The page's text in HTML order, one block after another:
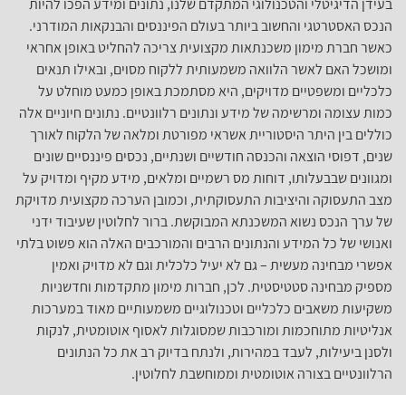
בעידן הדיגיטלי והטכנולוגי המתקדם שלנו, נתונים ומידע הפכו להיות
הנכס האסטרטגי והחשוב ביותר בעולם הפיננסים והבנקאות המודרני.
כאשר חברת מימון משכנתאות מקצועית צריכה להחליט באופן אחראי
ומושכל האם לאשר הלוואה משמעותית ללקוח מסוים, ובאילו תנאים
כלכליים ומשפטיים מדויקים, היא מסתמכת באופן כמעט מוחלט על
כמות עצומה ומרשימה של מידע ונתונים רלוונטיים. נתונים חיוניים אלה
כוללים בין היתר היסטוריית אשראי מפורטת ומלאה של הלקוח לאורך
שנים, דפוסי הוצאה והכנסה חודשיים ושנתיים, נכסים פיננסיים שונים
ומגוונים שבבעלותו, דוחות מס רשמיים ומלאים, מידע מקיף ומדויק על
מצב התעסוקה והיציבות התעסוקתית, וכמובן הערכה מקצועית מדויקת
של ערך הנכס נשוא המשכנתא המבוקשת. ברור לחלוטין שעיבוד ידני
ואנושי של כל המידע והנתונים הרבים והמורכבים האלה הוא פשוט בלתי
אפשרי מבחינה מעשית – גם לא יעיל כלכלית וגם לא מדויק ואמין
מספיק מבחינה סטטיסטית. לכן, חברות מימון מתקדמות וחדשניות
משקיעות משאבים כלכליים וטכנולוגיים משמעותיים מאוד במערכות
אנליטיות מתוחכמות ומורכבות שמסוגלות לאסוף אוטומטית, לנקות
ולסנן ביעילות, לעבד במהירות, ולנתח בדיוק רב את כל הנתונים
הרלוונטיים בצורה אוטומטית וממוחשבת לחלוטין.